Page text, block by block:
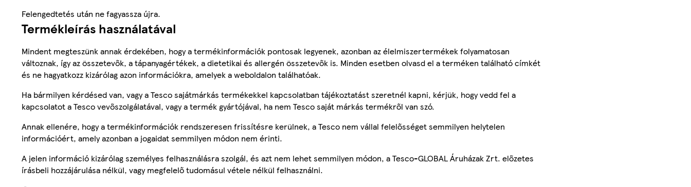
Felengedtetés után ne fagyassza újra.
Termékleírás használatával
Mindent megteszünk annak érdekében, hogy a termékinformációk pontosak legyenek, azonban az élelmiszertermékek folyamatosan
változnak, így az összetevők, a tápanyagértékek, a dietetikai és allergén összetevők is. Minden esetben olvasd el a terméken található címkét
és ne hagyatkozz kizárólag azon információkra, amelyek a weboldalon találhatóak.
Ha bármilyen kérdésed van, vagy a Tesco sajátmárkás termékekkel kapcsolatban tájékoztatást szeretnél kapni, kérjük, hogy vedd fel a
kapcsolatot a Tesco vevőszolgálatával, vagy a termék gyártójával, ha nem Tesco saját márkás termékről van szó.
Annak ellenére, hogy a termékinformációk rendszeresen frissítésre kerülnek, a Tesco nem vállal felelősséget semmilyen helytelen
információért, amely azonban a jogaidat semmilyen módon nem érinti.
A jelen információ kizárólag személyes felhasználásra szolgál, és azt nem lehet semmilyen módon, a Tesco-GLOBAL Áruházak Zrt. előzetes
írásbeli hozzájárulása nélkül, vagy megfelelő tudomásul vétele nélkül felhasználni.